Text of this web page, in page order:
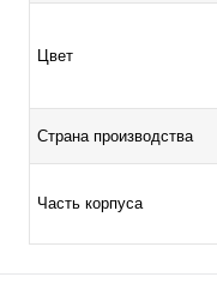
Цвет
Страна производства
Часть корпуса